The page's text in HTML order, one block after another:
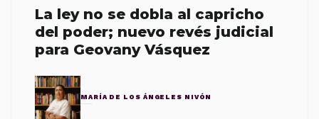
La ley no se dobla al capricho
del poder; nuevo revés judicial
para Geovany Vásquez
MARÍA DE LOS ÁNGELES NIVÓN